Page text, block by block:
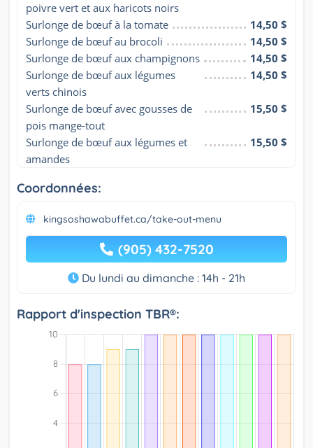
poivre vert et aux haricots noirs
Surlonge de bœuf à la tomate
14,50 $
Surlonge de bœuf au brocoli
14,50 $
Surlonge de bœuf aux champignons
14,50 $
Surlonge de bœuf aux légumes
verts chinois
14,50 $
Surlonge de bœuf avec gousses de
pois mange-tout
15,50 $
Surlonge de bœuf aux légumes et
amandes
15,50 $
Coordonnées:
kingsoshawabuffet.ca/take-out-menu
(905) 432-7520
Du lundi au dimanche : 14h - 21h
Rapport d'inspection TBR®: